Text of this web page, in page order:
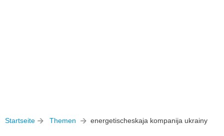
Startseite Themen energetischeskaja kompanija ukrainy